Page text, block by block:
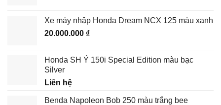
Xe máy nhập Honda Dream NCX 125 màu xanh
20.000.000 ₫
Honda SH Ý 150i Special Edition màu bạc
Silver
Liên hệ
Benda Napoleon Bob 250 màu trắng bee